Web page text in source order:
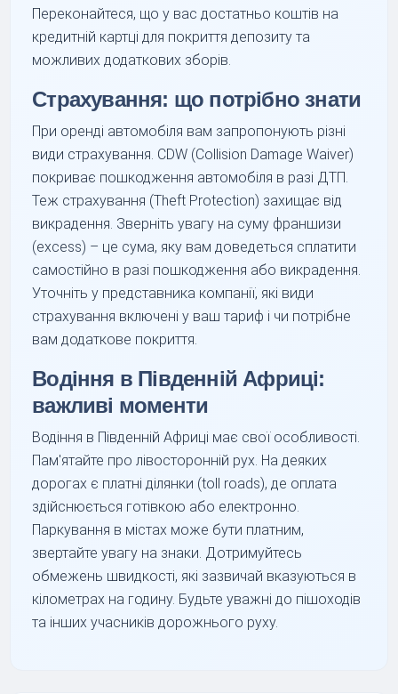
Переконайтеся, що у вас достатньо коштів на
кредитній картці для покриття депозиту та
можливих додаткових зборів.
Страхування: що потрібно знати
При оренді автомобіля вам запропонують різні
види страхування. CDW (Collision Damage Waiver)
покриває пошкодження автомобіля в разі ДТП.
Теж страхування (Theft Protection) захищає від
викрадення. Зверніть увагу на суму франшизи
(excess) – це сума, яку вам доведеться сплатити
самостійно в разі пошкодження або викрадення.
Уточніть у представника компанії, які види
страхування включені у ваш тариф і чи потрібне
вам додаткове покриття.
Водіння в Південній Африці:
важливі моменти
Водіння в Південній Африці має свої особливості.
Пам'ятайте про лівосторонній рух. На деяких
дорогах є платні ділянки (toll roads), де оплата
здійснюється готівкою або електронно.
Паркування в містах може бути платним,
звертайте увагу на знаки. Дотримуйтесь
обмежень швидкості, які зазвичай вказуються в
кілометрах на годину. Будьте уважні до пішоходів
та інших учасників дорожнього руху.